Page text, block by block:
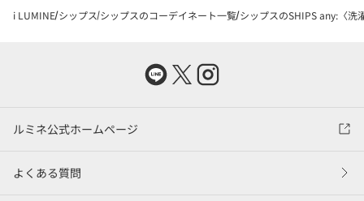
i LUMINE シップス シップスのコーデイネート一覧 シップスのSHIPS any:〈洗
ルミネ公式ホームページ
よくある質問